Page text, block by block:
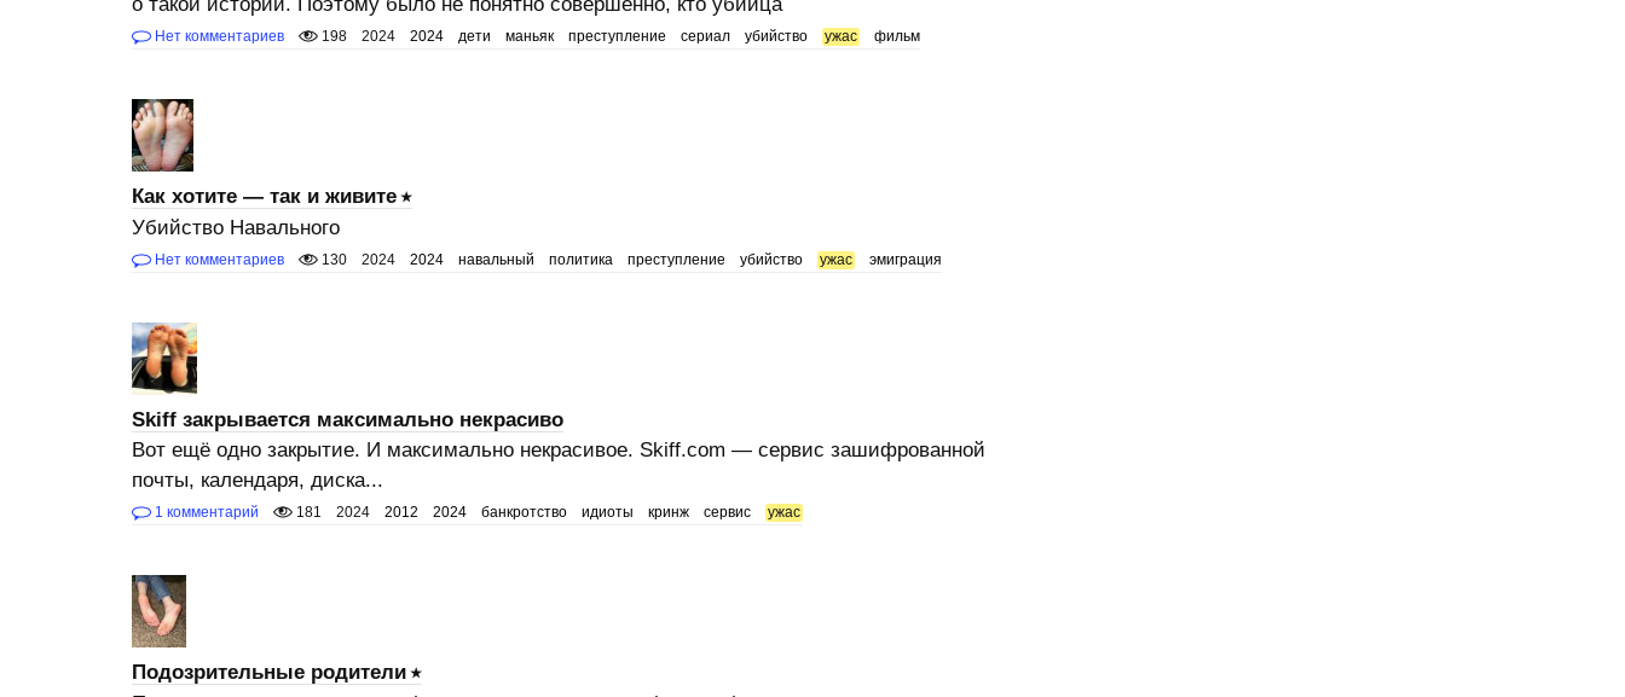
Нет комментариев 198 2024 2024 дети маньяк преступление сериал убийство ужас фильм
Как хотите — так и живите
Убийство Навального
Нет комментариев 130 2024 2024 навальный политика преступление убийство ужас эмиграция
Skiff закрывается максимально некрасиво
Вот ещё одно закрытие. И максимально некрасивое. Skiff.com — сервис зашифрованной
почты, календаря, диска...
1 комментарий 181 2024 2012 2024 банкротство идиоты кринж сервис ужас
Подозрительные родители